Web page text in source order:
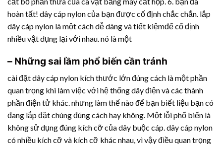
hoàn tất! dây cáp nylon của bạn được cố định chắc chắn. lắp
dây cáp nylon là một cách dễ dàng và tiết kiệmđể cố định
nhiều vật dụng lại với nhau. nó là một
– Những sai lầm phổ biến cần tránh
cài đặt dây cáp nylon kích thước lớn đúng cách là một phần
quan trọng khi làm việc với hệ thống dây điện và các thành
phần điện tử khác. nhưng làm thế nào để bạn biết liệu bạn có
đang lắp đặt chúng đúng cách hay không. Một lỗi phổ biến là
không sử dụng đúng kích cỡ của dây buộc cáp. dây cáp nylon
có nhiều kích cỡ và kích cỡ khác nhau, vì vậy điều quan trọng